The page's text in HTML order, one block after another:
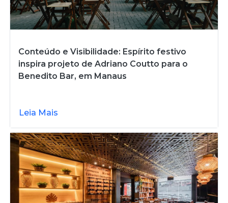
Conteúdo e Visibilidade: Espírito festivo
inspira projeto de Adriano Coutto para o
Benedito Bar, em Manaus
Leia Mais